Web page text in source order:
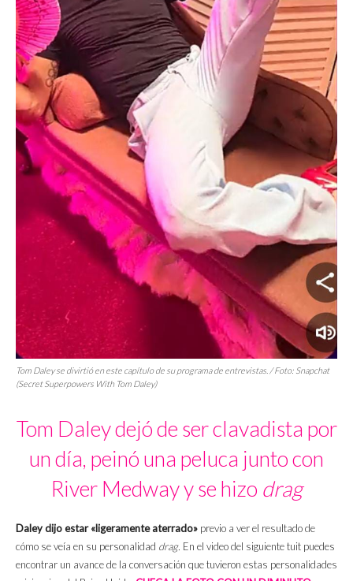
Tom Daley se divirtió en este capítulo de su programa de entrevistas. / Foto: Snapchat
(Secret Superpowers With Tom Daley)
Tom Daley dejó de ser clavadista por
un día, peinó una peluca junto con
River Medway y se hizo drag
Daley dijo estar «ligeramente aterrado» previo a ver el resultado de
cómo se veía en su personalidad drag. En el video del siguiente tuit puedes
encontrar un avance de la conversación que tuvieron estas personalidades